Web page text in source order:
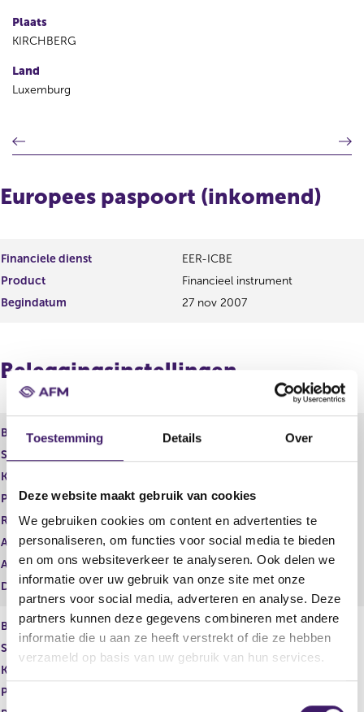
Toestemming Details Over
Deze website maakt gebruik van cookies
We gebruiken cookies om content en advertenties te
personaliseren, om functies voor social media te bieden
en om ons websiteverkeer te analyseren. Ook delen we
informatie over uw gebruik van onze site met onze
partners voor social media, adverteren en analyse. Deze
partners kunnen deze gegevens combineren met andere
informatie die u aan ze heeft verstrekt of die ze hebben
verzameld op basis van uw gebruik van hun services.
Plaats
KIRCHBERG
Land
Luxemburg
o
i
g
e
i
s
r
e
s
u
l
a
t
V
o
r
r
e
l
Europees paspoort (inkomend)
Financiele dienst
EER-ICBE
Product
Financieel instrument
Begindatum
27 nov 2007
Beleggingsinstellingen
Beleggingsinstelling
Davis Funds SICAV
Soort
Karakterstructuur
Product
Financieel instrument
Regime
ICBE
Aanbod Professionals
Aanbod Retail
Datum inschrijving
12 dec 2007
Beleggingsinstelling
Soort
Karakterstructuur
Product